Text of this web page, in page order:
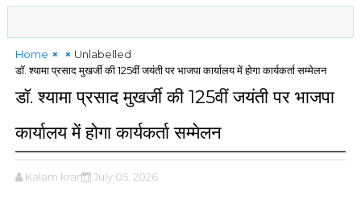
Home
Unlabelled
डॉ. श्यामा प्रसाद मुखर्जी की 125वीं जयंती पर भाजपा कार्यालय में होगा कार्यकर्ता सम्मेलन
डॉ. श्यामा प्रसाद मुखर्जी की 125वीं जयंती पर भाजपा
कार्यालय में होगा कार्यकर्ता सम्मेलन
Kalam kranti July 05, 2026